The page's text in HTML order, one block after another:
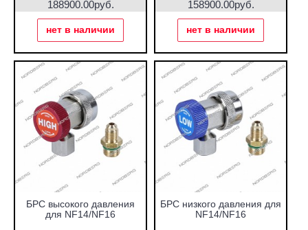
188900.00руб.
нет в наличии
158900.00руб.
нет в наличии
БРС высокого давления
для NF14/NF16
БРС низкого давления для
NF14/NF16